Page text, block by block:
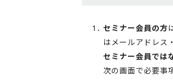
セミナー会員の方
はメールアドレス
セミナー会員では
次の画面で必要事